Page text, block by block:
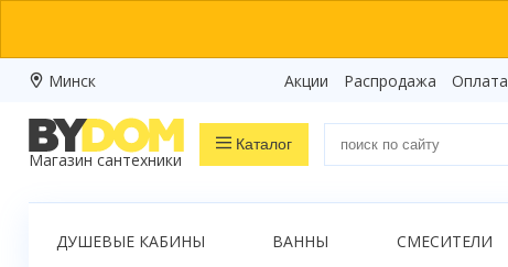
Минск Акции Распродажа Оплата
Магазин сантехники
Каталог
Распродажа
Ванны
ДУШЕВЫЕ КАБИНЫ ВАННЫ СМЕСИТЕЛИ